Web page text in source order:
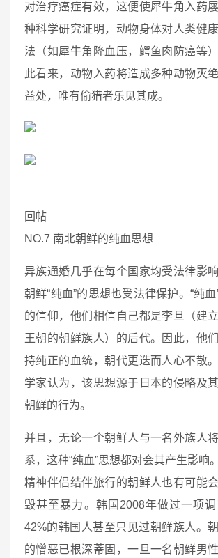
对治疗癌症有效，这便使犀牛角入药
种科学研究证明，动物身体对人类健
法（如犀牛角降血压，鳄鱼肉防癌等
此看来，动物入药将造成多种动物灭
益处，唯有偷猎者乐见其成。
回帖
NO.7 南北朝鲜的纯血思想
异族通婚几乎在每个国家均受法律影
朝鲜“纯血”的思想也受法律保护。“纯
的信仰，他们相信自己都是李旦（建
王朝的朝鲜族人）的后代。因此，他
持纯正的血统，朝代更迭而人心不散
学家认为，该思想源于日本的侵略及
朝鲜的行为。
并且，无论一个朝鲜人与一名外族人
系，这种“纯血”思想都对会其产生影响
精神伴侣结伴旅行的朝鲜人也有可能
毁甚至暴力。韩国2008年做过一项
42%的韩国人甚至只见过朝鲜族人。
的憎恶已根深蒂固，一旦一名朝鲜男